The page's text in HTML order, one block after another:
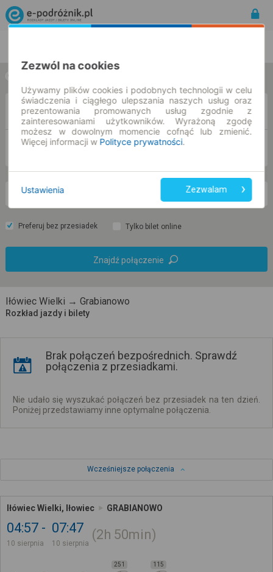
Z
DO
pn. 10 sie.
Preferuj bez przesiadek Tylko bilet online
Znajdź połączenie
Iłówiec Wielki → Grabianowo
Rozkład jazdy i bilety
Brak połączeń bezpośrednich. Sprawdź
połączenia z przesiadkami.
Nie udało się wyszukać połączeń bez przesiadek na ten dzień.
Poniżej przedstawiamy inne optymalne połączenia.
Wcześniejsze połączenia
Iłówiec Wielki, Iłowiec GRABIANOWO
04:57
10 sierpnia
07:47
10 sierpnia
2h 50min
251 115
Zezwól na cookies
Używamy plików cookies i podobnych technologii w celu
świadczenia i ciągłego ulepszania naszych usług oraz
prezentowania promowanych usług zgodnie z
zainteresowaniami użytkowników. Wyrażoną zgodę
możesz w dowolnym momencie cofnąć lub zmienić.
Więcej informacji w Polityce prywatności.
Ustawienia Zezwalam